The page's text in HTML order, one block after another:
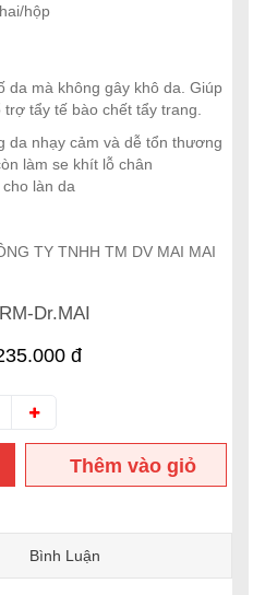
hộp
da mà không gây khô da. Giúp
tẩy tế bào chết tẩy trang.
da nhạy cảm và dễ tổn thương
làm se khít lỗ chân
làn da
TY TNHH TM DV MAI MAI
Dr.MAI
đ
Thêm vào giỏ
Bình Luận